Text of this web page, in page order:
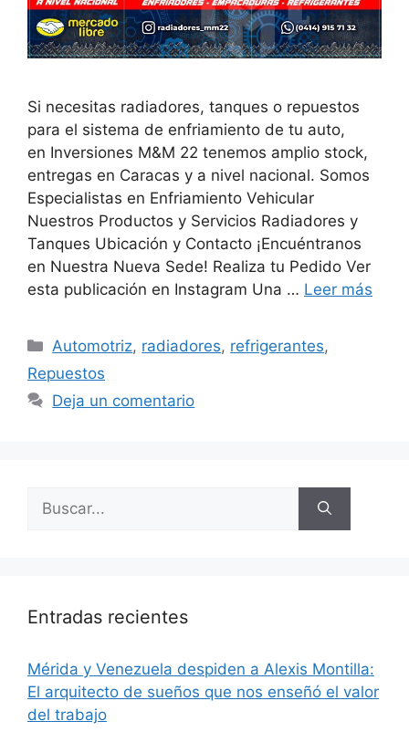
Si necesitas radiadores, tanques o repuestos
para el sistema de enfriamiento de tu auto,
en Inversiones M&M 22 tenemos amplio stock,
entregas en Caracas y a nivel nacional. Somos
Especialistas en Enfriamiento Vehicular
Nuestros Productos y Servicios Radiadores y
Tanques Ubicación y Contacto ¡Encuéntranos
en Nuestra Nueva Sede! Realiza tu Pedido Ver
esta publicación en Instagram Una … Leer más
Automotriz, radiadores, refrigerantes,
Repuestos
Deja un comentario
Entradas recientes
​Mérida y Venezuela despiden a Alexis Montilla:
El arquitecto de sueños que nos enseñó el valor
del trabajo